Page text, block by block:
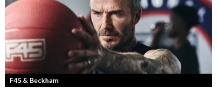
F45 & Beckham